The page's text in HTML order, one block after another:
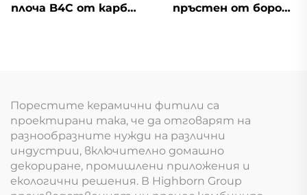
плоча B4C от карбид
пръстен от боров
Порестите керамични фитили са
проектирани така, че да отговарят на
разнообразните нужди на различни
индустрии, включително домашно
декориране, промишлени приложения и
екологични решения. В Highborn Group